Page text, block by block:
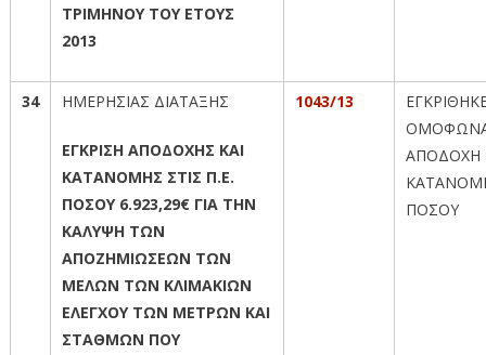
ΤΡΙΜΗΝΟΥ ΤΟΥ ΕΤΟΥΣ
2013
34 ΗΜΕΡΗΣΙΑΣ ΔΙΑΤΑΞΗΣ
ΕΓΚΡΙΣΗ ΑΠΟΔΟΧΗΣ ΚΑΙ
ΚΑΤΑΝΟΜΗΣ ΣΤΙΣ Π.Ε.
ΠΟΣΟΥ 6.923,29€ ΓΙΑ ΤΗΝ
ΚΑΛΥΨΗ ΤΩΝ
ΑΠΟΖΗΜΙΩΣΕΩΝ ΤΩΝ
ΜΕΛΩΝ ΤΩΝ ΚΛΙΜΑΚΙΩΝ
ΕΛΕΓΧΟΥ ΤΩΝ ΜΕΤΡΩΝ ΚΑΙ
ΣΤΑΘΜΩΝ ΠΟΥ
1043/13
ΑΠΟΔΟΧΗ
ΠΟΣΟΥ